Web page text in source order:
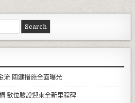
流 關鍵措施全面曝光
數位驗證迎來全新里程碑